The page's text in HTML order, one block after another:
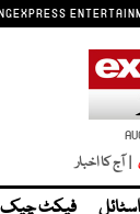
EXPRESS
| آج کا اخبار
فیکٹ چیک